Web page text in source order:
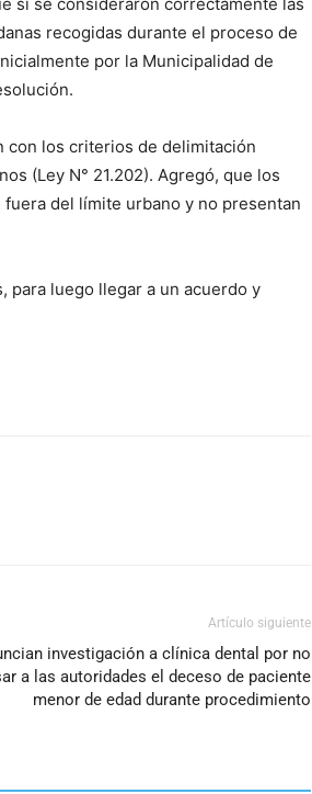
recogidas durante el proceso de
por la Municipalidad de
con los criterios de delimitación
(Ley N° 21.202). Agregó, que los
del límite urbano y no presentan
para luego llegar a un acuerdo y
Artículo siguiente
investigación a clínica dental por no
a las autoridades el deceso de paciente
menor de edad durante procedimiento